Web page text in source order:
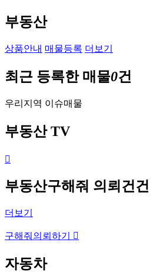
부동산
상품안내 매물등록 더보기
최근 등록한 매물0건
우리지역 이슈매물
부동산 TV

부동산구해줘 의뢰건건
더보기
구해줘의뢰하기 
자동차